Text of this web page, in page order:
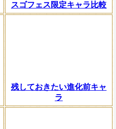
スゴフェス限定キャラ比較
残しておきたい進化前キャ
ラ